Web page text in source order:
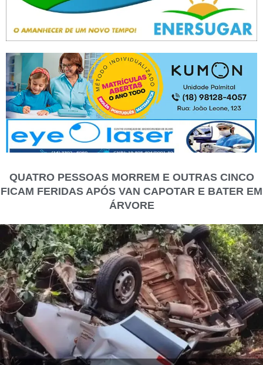
QUATRO PESSOAS MORREM E OUTRAS CINCO
FICAM FERIDAS APÓS VAN CAPOTAR E BATER EM
ÁRVORE